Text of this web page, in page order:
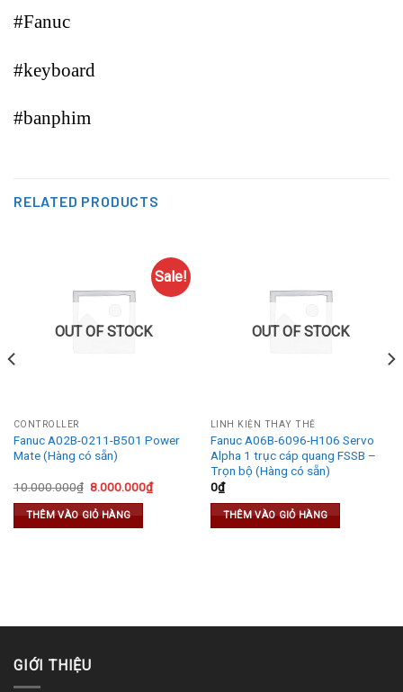
#Fanuc
#keyboard
#banphim
RELATED PRODUCTS
Sale!
OUT OF STOCK
CONTROLLER
Fanuc A02B-0211-B501 Power
Mate (Hàng có sẵn)
10.000.000₫ Original
was:
10.000.000₫.
8.000.000₫Current
price
THÊM VÀO GIỎ HÀNG
OUT OF STOCK
LINH KIỆN THAY THẾ
Fanuc A06B-6096-H106 Servo
Alpha 1 trục cáp quang FSSB –
Trọn bộ (Hàng có sẵn)
0₫
THÊM VÀO GIỎ HÀNG
GIỚI THIỆU